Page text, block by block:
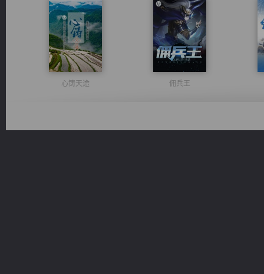
心铸天途 佣兵王